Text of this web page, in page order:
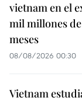
vietnam en el
mil millones
meses
08/08/2026 00:30
Vietnam